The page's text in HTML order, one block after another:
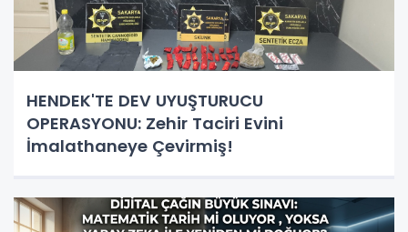
HENDEK'TE DEV UYUŞTURUCU
OPERASYONU: Zehir Taciri Evini
İmalathaneye Çevirmiş!